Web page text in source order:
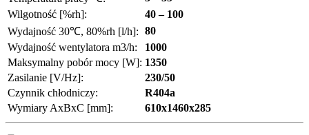
Wilgotność [%rh]:
40 – 100
Wydajność 30℃, 80%rh [l/h]: 80
Wydajność wentylatora m3/h:
1000
Maksymalny pobór mocy [W]: 1350
Zasilanie [V/Hz]:
230/50
Czynnik chłodniczy:
R404a
Wymiary AxBxC [mm]:
610x1460x285